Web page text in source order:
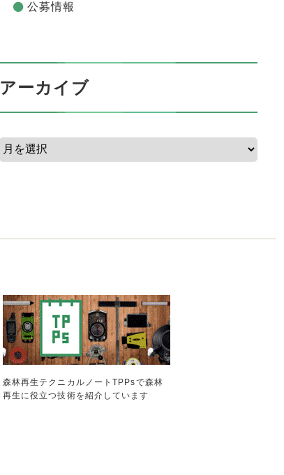
公募情報
アーカイブ
森林再生テクニカルノートTPPsで森林
再生に役立つ技術を紹介しています